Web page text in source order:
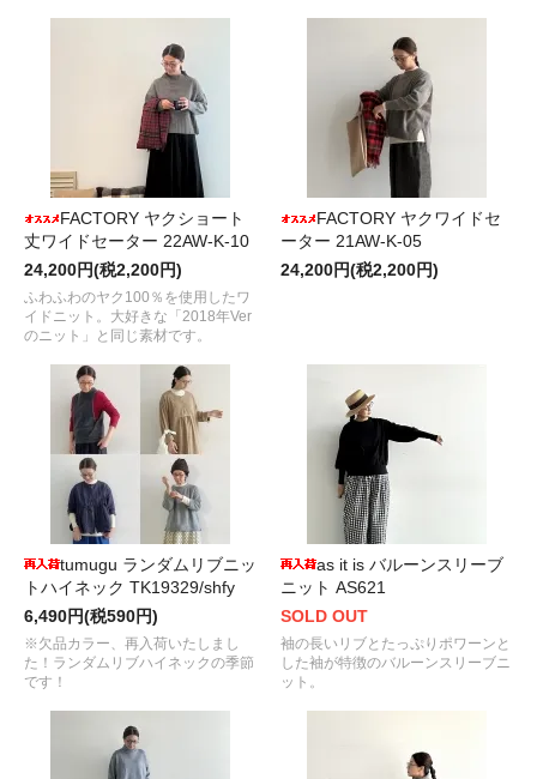
FACTORY ヤクショート
丈ワイドセーター 22AW-K-10
24,200円(税2,200円)
ふわふわのヤク100％を使用したワ
イドニット。大好きな「2018年Ver
のニット」と同じ素材です。
FACTORY ヤクワイドセ
ーター 21AW-K-05
24,200円(税2,200円)
tumugu ランダムリブニッ
トハイネック TK19329/shfy
6,490円(税590円)
※欠品カラー、再入荷いたしまし
た！ランダムリブハイネックの季節
です！
as it is バルーンスリーブ
ニット AS621
SOLD OUT
袖の長いリブとたっぷりポワーンと
した袖が特徴のバルーンスリーブニ
ット。